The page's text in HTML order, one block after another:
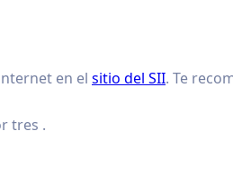
en el sitio del SII. Te
tres .